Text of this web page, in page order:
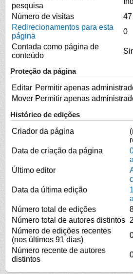
pesquisa
Número de visitas
Redirecionamentos para esta
página
0
Contada como página de
conteúdo
Proteção da página
Editar Permitir apenas
Mover Permitir apenas
Histórico de edições
Criador da página
Data de criação da página
Último editor
Data da última edição
Número total de edições
Número total de autores distintos 2
Número de edições recentes
(nos últimos 91 dias)
Número recente de autores
distintos